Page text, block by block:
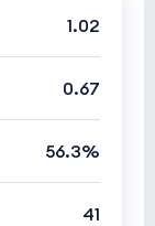
1.02
0.67
56.3%
41